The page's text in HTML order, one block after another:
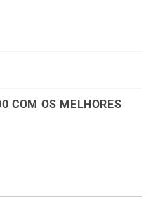
COM OS MELHORES